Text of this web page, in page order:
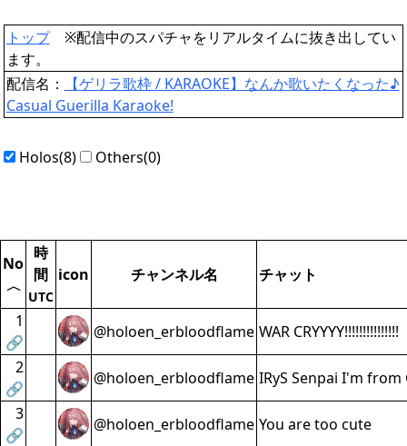
トップ※配信中のスパチャをリアルタイムに抜き出してい
ます。
配信名：
【ゲリラ歌枠 / KARAOKE】なんか歌いたくなった♪
Casual Guerilla Karaoke!
Holos(8) Others(0)
No
〈
時
間
UTC
icon チャンネル名 チャット
1
🔗
@holoen_erbloodflame WAR CRYYYY!!!!!!!!!!!!!!!
2
🔗
@holoen_erbloodflame IRyS Senpai I'm from
3
🔗
@holoen_erbloodflame You are too cute